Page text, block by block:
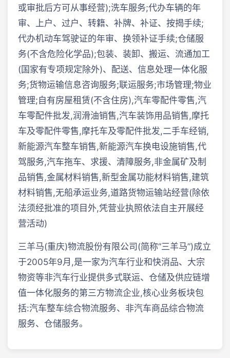
或审批后方可从事经营);洗车服务;代办车辆的年
审、上户、过户、转籍、补牌、补证、按揭手续;
代办机动车驾驶证的年审、换领补证手续;仓储服
务(不含危险化学品);包装、装卸、搬运、流通加工
(国家有专项规定除外)、配送、信息处理一体化服
务;货物运输信息咨询服务;联运服务;市场管理;物业
管理;自有房屋租赁(不含住房),汽车零配件零售,汽
车零配件批发,润滑油销售,汽车装饰用品销售,摩托
车及零配件零售,摩托车及零配件批发,二手车经销,
新能源汽车整车销售,新能源汽车换电设施销售,代
驾服务,汽车拖车、求援、清障服务,非金属矿及制
品销售,金属材料销售,新型金属功能材料销售,建筑
材料销售,无船承运业务,道路货物运输站经营(除依
法须经批准的项目外,凭营业执照依法自主开展经
营活动)
三羊马(重庆)物流股份有限公司(简称“三羊马”)成立
于2005年9月,是一家为汽车行业和快消品、大宗
物资等非汽车行业提供多式联运、仓储及供应链增
值一体化服务的第三方物流企业,核心业务板块包
括:汽车整车综合物流服务、非汽车商品综合物流
服务、仓储服务。